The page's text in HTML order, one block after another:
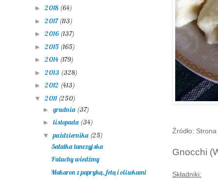
Źródło: Strona
Gnocchi
Składniki:
► 2018 (64)
► 2017(113)
► 2016 (137)
► 2015 (165)
► 2014 (179)
► 2013 (328)
► 2012 (413)
▼ 2011 (250)
► grudnia (37)
► listopada (34)
▼października (25)
Sałatka tunezyjska
Paluchy wiedźmy
Makaron z papryką, fetą i oliwkami